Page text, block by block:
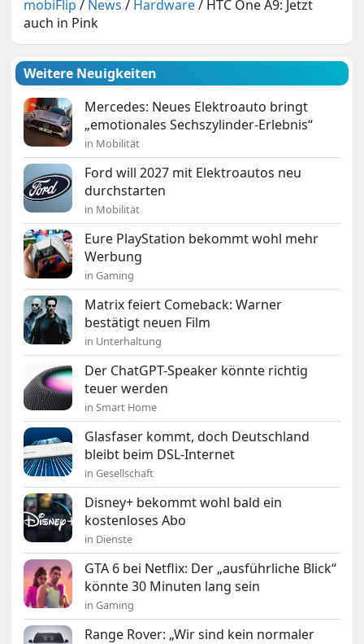
mobiFlip / News / Hardware/ HTC One A9: Jetzt
auch in Pink
Weitere Neuigkeiten
Mercedes: Neues Elektroauto bringt
„emotionales Sechszylinder-Erlebnis“
in Mobilität
Ford will 2027 mit Elektroautos neu
durchstarten
in Mobilität
Eure PlayStation bekommt wohl mehr
Werbung
in Gaming
Matrix feiert Comeback: Warner
bestätigt neuen Film
in Unterhaltung
Der ChatGPT-Speaker könnte richtig
teuer werden
in Smart Home
Glasfaser kommt, doch Deutschland
bleibt beim DSL-Internet
in Gesellschaft
Disney+ bekommt wohl bald ein
kostenloses Abo
in Dienste
GTA 6 bei Netflix: Der „ausführliche Blick“
könnte 30 Minuten lang sein
in Gaming
Range Rover: „Wir sind kein normaler